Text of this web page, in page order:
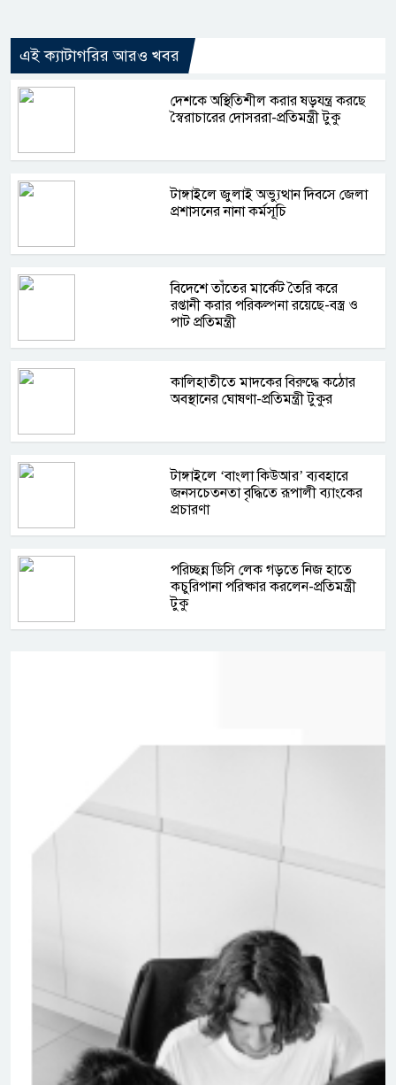
এই ক্যাটাগরির আরও খবর
দেশকে অস্থিতিশীল করার ষড়যন্ত্র করছে
স্বৈরাচারের দোসররা-প্রতিমন্ত্রী টুকু
টাঙ্গাইলে জুলাই অভ্যুত্থান দিবসে জেলা
প্রশাসনের নানা কর্মসূচি
বিদেশে তাঁতের মার্কেট তৈরি করে
রপ্তানী করার পরিকল্পনা রয়েছে-বস্ত্র ও
পাট প্রতিমন্ত্রী
কালিহাতীতে মাদকের বিরুদ্ধে কঠোর
অবস্থানের ঘোষণা-প্রতিমন্ত্রী টুকুর
টাঙ্গাইলে ‘বাংলা কিউআর’ ব্যবহারে
জনসচেতনতা বৃদ্ধিতে রূপালী ব্যাংকের
প্রচারণা
পরিচ্ছন্ন ডিসি লেক গড়তে নিজ হাতে
কচুরিপানা পরিষ্কার করলেন-প্রতিমন্ত্রী
টুকু